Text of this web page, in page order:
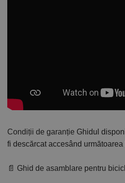
Condiții de garanție Ghidul
fi descărcat accesând următoarea
📄 Ghid de asamblare pentru